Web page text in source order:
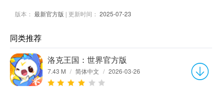
版本： 最新官方版 | 更新时间： 2025-07-23
同类推荐
洛克王国：世界官方版
7.43 M / 简体中文 / 2026-03-26